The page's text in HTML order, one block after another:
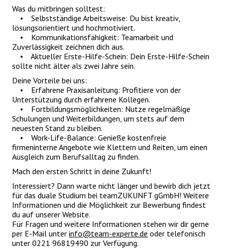
Was du mitbringen solltest:
• Selbstständige Arbeitsweise: Du bist kreativ,
lösungsorientiert und hochmotiviert.
• Kommunikationsfähigkeit: Teamarbeit und
Zuverlässigkeit zeichnen dich aus.
• Aktueller Erste-Hilfe-Schein: Dein Erste-Hilfe-Schein
sollte nicht älter als zwei Jahre sein.
Deine Vorteile bei uns:
• Erfahrene Praxisanleitung: Profitiere von der
Unterstützung durch erfahrene Kollegen.
• Fortbildungsmöglichkeiten: Nutze regelmäßige
Schulungen und Weiterbildungen, um stets auf dem
neuesten Stand zu bleiben.
• Work-Life-Balance: Genieße kostenfreie
firmeninterne Angebote wie Klettern und Reiten, um einen
Ausgleich zum Berufsalltag zu finden.
Mach den ersten Schritt in deine Zukunft!
Interessiert? Dann warte nicht länger und bewirb dich jetzt
für das duale Studium bei teamZUKUNFT gGmbH! Weitere
Informationen und die Möglichkeit zur Bewerbung findest
du auf unserer Website.
Für Fragen und weitere Informationen stehen wir dir gerne
per E-Mail unterinfo@team-experte.de oder telefonisch
unter 0221 96819490 zur Verfügung.